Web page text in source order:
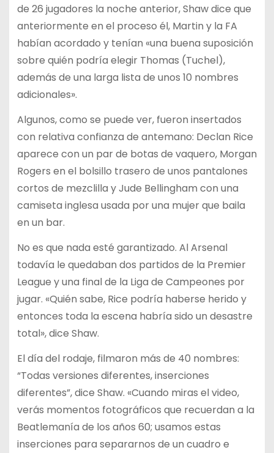
de 26 jugadores la noche anterior, Shaw dice que
anteriormente en el proceso él, Martin y la FA
habían acordado y tenían «una buena suposición
sobre quién podría elegir Thomas (Tuchel),
además de una larga lista de unos 10 nombres
adicionales».
Algunos, como se puede ver, fueron insertados
con relativa confianza de antemano: Declan Rice
aparece con un par de botas de vaquero, Morgan
Rogers en el bolsillo trasero de unos pantalones
cortos de mezclilla y Jude Bellingham con una
camiseta inglesa usada por una mujer que baila
en un bar.
No es que nada esté garantizado. Al Arsenal
todavía le quedaban dos partidos de la Premier
League y una final de la Liga de Campeones por
jugar. «Quién sabe, Rice podría haberse herido y
entonces toda la escena habría sido un desastre
total», dice Shaw.
El día del rodaje, filmaron más de 40 nombres:
“Todas versiones diferentes, inserciones
diferentes”, dice Shaw. «Cuando miras el video,
verás momentos fotográficos que recuerdan a la
Beatlemanía de los años 60; usamos estas
inserciones para separarnos de un cuadro e